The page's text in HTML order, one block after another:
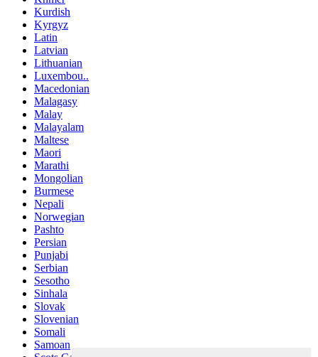
Kurdish
Kyrgyz
Latin
Latvian
Lithuanian
Luxembou..
Macedonian
Malagasy
Malay
Malayalam
Maltese
Maori
Marathi
Mongolian
Burmese
Nepali
Norwegian
Pashto
Persian
Punjabi
Serbian
Sesotho
Sinhala
Slovak
Slovenian
Somali
Samoan